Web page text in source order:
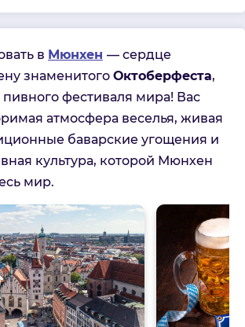
в Мюнхен — сердце
знаменитого Октоберфеста,
фестиваля мира! Вас
атмосфера веселья, живая
баварские угощения и
культура, которой Мюнхен
мир.